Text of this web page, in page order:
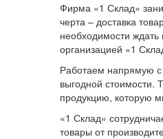
Фирма «1 Склад»
черта – доставка
необходимости
организацией «1
Работаем напрямую с
выгодной стоимости.
продукцию, которую
«1 Склад»
товары от